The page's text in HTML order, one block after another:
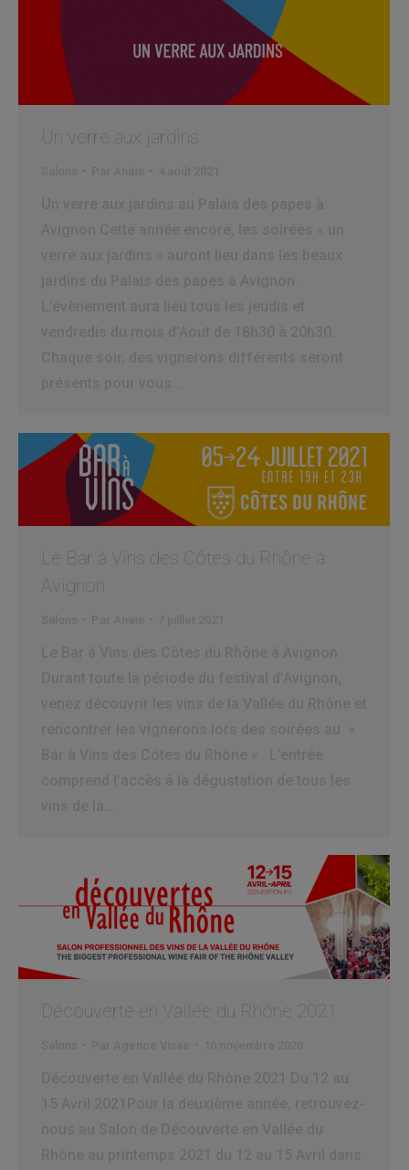
Un verre aux jardins
Anaïs 4 août 2021
Un verre aux jardins au Palais des papes à
Avignon Cette année encore, les soirées « un
verre aux jardins » auront lieu dans les beaux
jardins du Palais des papes à Avignon.
L’évènement aura lieu tous les jeudis et
vendredis du mois d’Aout de 18h30 à 20h30.
Chaque soir, des vignerons différents seront
présents pour vous…
Le Bar à Vins des Côtes du Rhône à
Avignon
Anaïs 7 juillet 2021
Le Bar à Vins des Côtes du Rhône à Avignon
Durant toute la période du festival d’Avignon,
venez découvrir les vins de la Vallée du Rhône et
rencontrer les vignerons lors des soirées au »
Bar à Vins des Côtes du Rhône « . L’entrée
comprend l’accès à la dégustation de tous les
vins de la…
Découverte en Vallée du Rhône 2021
Agence Visae 10 novembre 2020
Découverte en Vallée du Rhône 2021 Du 12 au
15 Avril 2021Pour la deuxième année, retrouvez-
nous au Salon de Découverte en Vallée du
Rhône au printemps 2021 du 12 au 15 Avril dans